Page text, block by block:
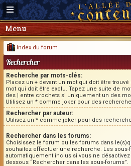
Menu
Index du forum
Rechercher
Recherche par mots-clés:
Placez un + devant un mot qui doit être trouvé
mot qui doit être exclu. Tapez une suite de
des | entre crochets si uniquement un des
Utilisez un * comme joker pour des
Rechercher par auteur:
Utilisez un * comme joker pour des
Rechercher dans les forums:
Choisissez le forum ou les forums dans
souhaitez effectuer une recherche. Les
automatiquement inclus si vous ne désactivez
dessous “Rechercher dans les sous-forums”.